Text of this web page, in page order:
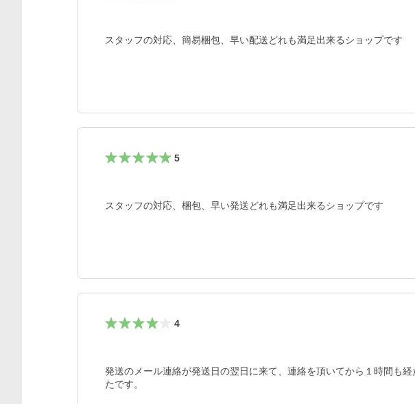
スタッフの対応、簡易梱包、早い配送どれも満足出来るショップです
5
スタッフの対応、梱包、早い発送どれも満足出来るショップです
4
発送のメール連絡が発送日の翌日に来て、連絡を頂いてから１時間も
たです。